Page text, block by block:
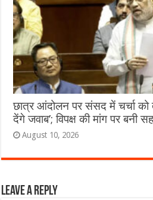
छात्र आंदोलन पर संसद में चर्चा को
देंगे जवाब’; विपक्ष की मांग पर बनी
August 10, 2026
Leave a Reply